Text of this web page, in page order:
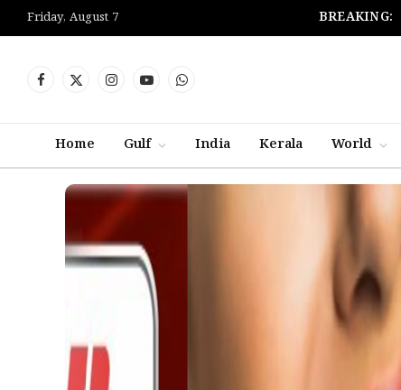
Friday, August 7 BREAKING:
Facebook
X
InstagramYouTubeWhatsApp
Home Gulf India Kerala World